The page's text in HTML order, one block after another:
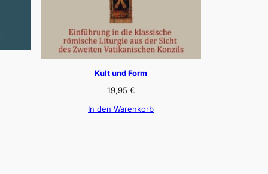
Kult und Form
19,95 €
In den Warenkorb